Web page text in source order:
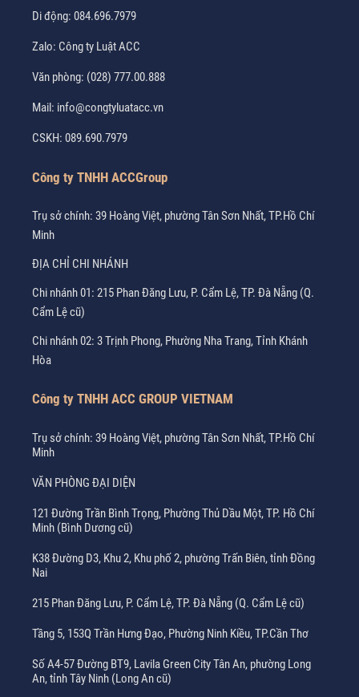
Di động: 084.696.7979
Zalo: Công ty Luật ACC
Văn phòng: (028) 777.00.888
Mail: info@congtyluatacc.vn
CSKH: 089.690.7979
Công ty TNHH ACCGroup
Trụ sở chính: 39 Hoàng Việt, phường Tân Sơn Nhất, TP.Hồ Chí
Minh
ĐỊA CHỈ CHI NHÁNH
Chi nhánh 01: 215 Phan Đăng Lưu, P. Cẩm Lệ, TP. Đà Nẵng (Q.
Cẩm Lệ cũ)
Chi nhánh 02: 3 Trịnh Phong, Phường Nha Trang, Tỉnh Khánh
Hòa
Công ty TNHH ACC GROUP VIETNAM
Trụ sở chính: 39 Hoàng Việt, phường Tân Sơn Nhất, TP.Hồ Chí
Minh
VĂN PHÒNG ĐẠI DIỆN
121 Đường Trần Bình Trọng, Phường Thủ Dầu Một, TP. Hồ Chí
Minh (Bình Dương cũ)
K38 Đường D3, Khu 2, Khu phố 2, phường Trấn Biên, tỉnh Đồng
Nai
215 Phan Đăng Lưu, P. Cẩm Lệ, TP. Đà Nẵng (Q. Cẩm Lệ cũ)
Tầng 5, 153Q Trần Hưng Đạo, Phường Ninh Kiều, TP.Cần Thơ
Số A4-57 Đường BT9, Lavila Green City Tân An, phường Long
An, tỉnh Tây Ninh (Long An cũ)